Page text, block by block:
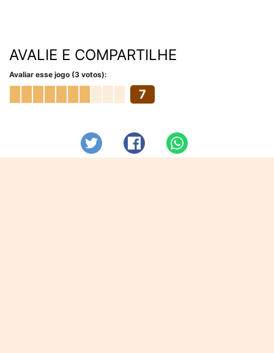
AVALIE E COMPARTILHE
Avaliar esse jogo (3 votos):
7